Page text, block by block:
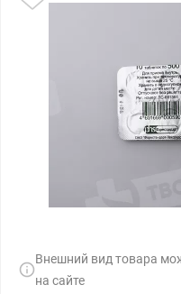
Внешний вид товара
на сайте